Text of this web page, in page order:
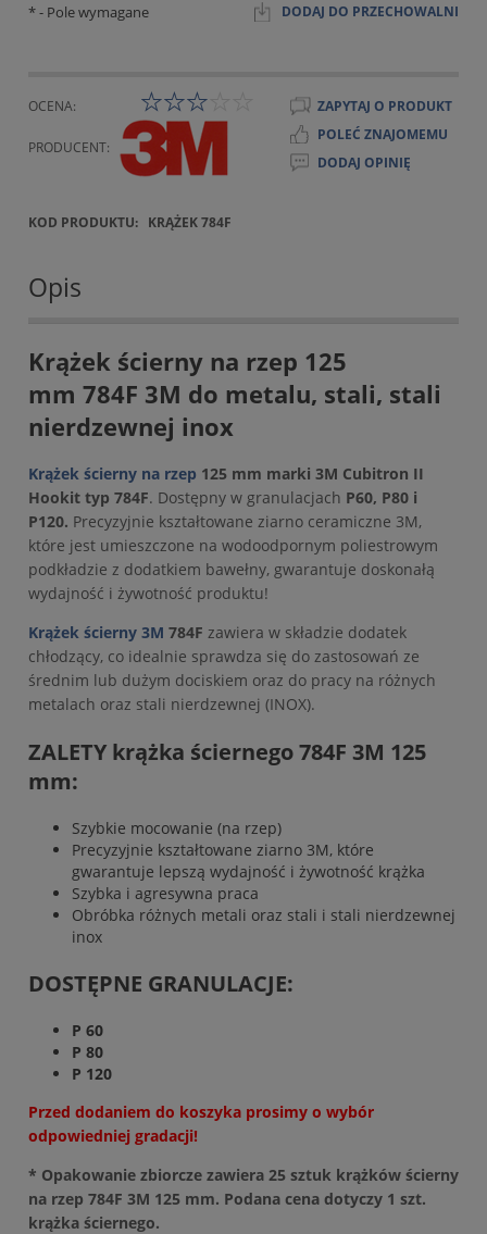
DODAJ DO PRZECHOWALNI
*- Pole wymagane
OCENA:
PRODUCENT:
KOD PRODUKTU: KRĄŻEK 784F
ZAPYTAJ O PRODUKT
POLEĆ ZNAJOMEMU
DODAJ OPINIĘ
Opis
Krążek ścierny na rzep 125
mm 784F 3M do metalu, stali, stali
nierdzewnej inox
Krążek ścierny na rzep 125 mm marki 3M Cubitron II
Hookit typ 784F. Dostępny w granulacjach P60, P80 i
P120. Precyzyjnie kształtowane ziarno ceramiczne 3M,
które jest umieszczone na wodoodpornym poliestrowym
podkładzie z dodatkiem bawełny, gwarantuje doskonałą
wydajność i żywotność produktu!
Krążek ścierny 3M 784F zawiera w składzie dodatek
chłodzący, co idealnie sprawdza się do zastosowań ze
średnim lub dużym dociskiem oraz do pracy na różnych
metalach oraz stali nierdzewnej (INOX).
ZALETY krążka ściernego 784F 3M 125
mm:
Szybkie mocowanie (na rzep)
Precyzyjnie kształtowane ziarno 3M, które
gwarantuje lepszą wydajność i żywotność krążka
Szybka i agresywna praca
Obróbka różnych metali oraz stali i stali nierdzewnej
inox
DOSTĘPNE GRANULACJE:
P 60
P 80
P 120
Przed dodaniem do koszyka prosimy o wybór
odpowiedniej gradacji!
* Opakowanie zbiorcze zawiera 25 sztuk krążków ścierny
na rzep 784F 3M 125 mm. Podana cena dotyczy 1 szt.
krążka ściernego.